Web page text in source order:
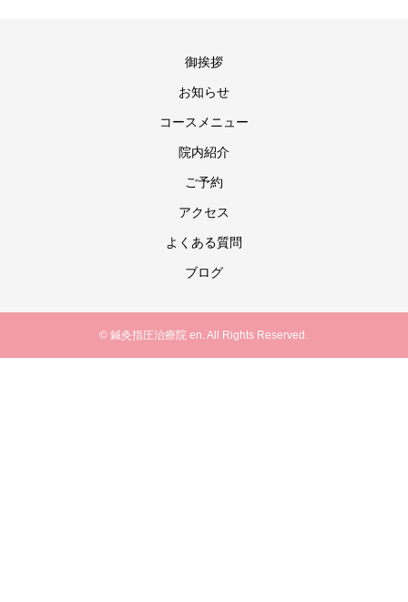
御挨拶
お知らせ
コースメニュー
院内紹介
ご予約
アクセス
よくある質問
ブログ
© 鍼灸指圧治療院 en. All Rights Reserved.